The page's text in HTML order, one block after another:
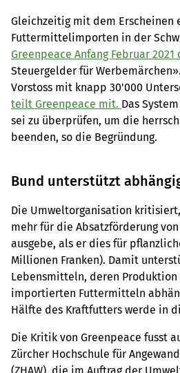
Gleichzeitig mit dem Erscheinen
Futtermittelimporten in der
Greenpeace Anfang Februar
Steuergelder für
Vorstoss mit knapp 30'000
teilt Greenpeace mit. Das
sei zu überprüfen, um die
beenden, so die Begründung.
Bund unterstützt
Die Umweltorganisation
mehr für die Absatzförderung
ausgebe, als er dies für
Millionen Franken). Damit
Lebensmitteln, deren Produktion
importierten Futtermitteln
Hälfte des Kraftfutters werde in
Die Kritik von Greenpeace fusst
Zürcher Hochschule für